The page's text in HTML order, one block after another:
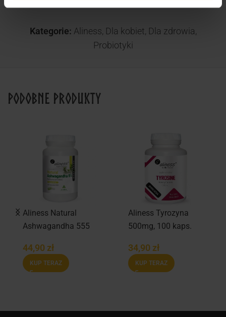
Kategorie: Aliness, Dla kobiet, Dla zdrowia,
Probiotyki
Podobne produkty
Aliness Natural
Ashwagandha 555
kaps.
44,90 zł
KUP TERAZ
Aliness Tyrozyna
500mg, 100 kaps.
34,90 zł
KUP TERAZ